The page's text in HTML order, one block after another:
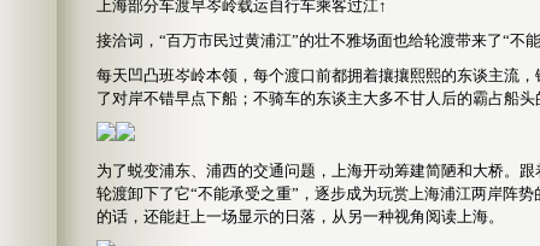
上海部分车渡早岑岭载运自行车乘客过江↑
接洽词，“百万市民过黄浦江”的壮不雅场面也给轮渡带来了“不
每天凹凸班岑岭本领，每个渡口前都拥着攘攘熙熙的东谈主流
了对岸不错早点下船；不骑车的东谈主大多不甘人后的霸占船头
为了蜕变浦东、浦西的交通问题，上海开动筹建简陋和大桥。
轮渡卸下了它“不能承受之重”，逐步成为玩赏上海浦江两岸阵
的话，还能赶上一场显示的日落，从另一种视角阅读上海。